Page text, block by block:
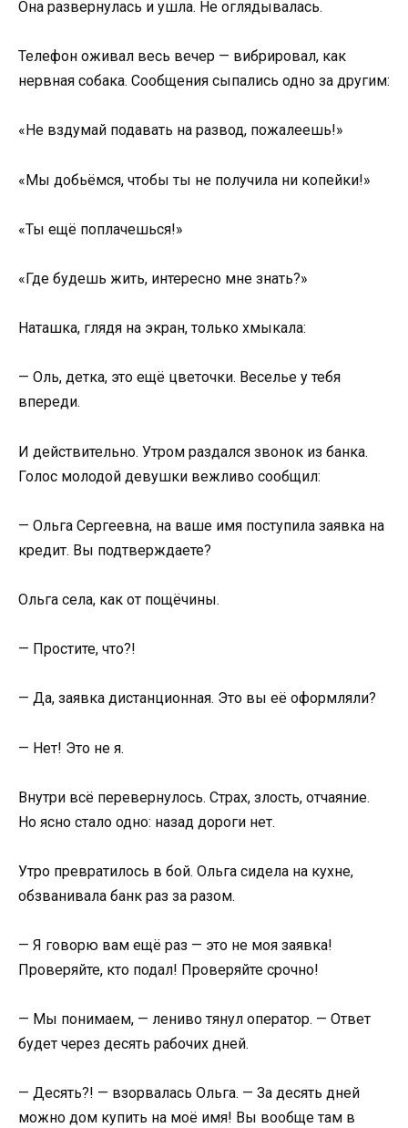
Она развернулась и ушла. Не оглядывалась.
Телефон оживал весь вечер — вибрировал, как
нервная собака. Сообщения сыпались одно за другим:
«Не вздумай подавать на развод, пожалеешь!»
«Мы добьёмся, чтобы ты не получила ни копейки!»
«Ты ещё поплачешься!»
«Где будешь жить, интересно мне знать?»
Наташка, глядя на экран, только хмыкала:
— Оль, детка, это ещё цветочки. Веселье у тебя
впереди.
И действительно. Утром раздался звонок из банка.
Голос молодой девушки вежливо сообщил:
— Ольга Сергеевна, на ваше имя поступила заявка на
кредит. Вы подтверждаете?
Ольга села, как от пощёчины.
— Простите, что?!
— Да, заявка дистанционная. Это вы её оформляли?
— Нет! Это не я.
Внутри всё перевернулось. Страх, злость, отчаяние.
Но ясно стало одно: назад дороги нет.
Утро превратилось в бой. Ольга сидела на кухне,
обзванивала банк раз за разом.
— Я говорю вам ещё раз — это не моя заявка!
Проверяйте, кто подал! Проверяйте срочно!
— Мы понимаем, — лениво тянул оператор. — Ответ
будет через десять рабочих дней.
— Десять?! — взорвалась Ольга. — За десять дней
можно дом купить на моё имя! Вы вообще там в